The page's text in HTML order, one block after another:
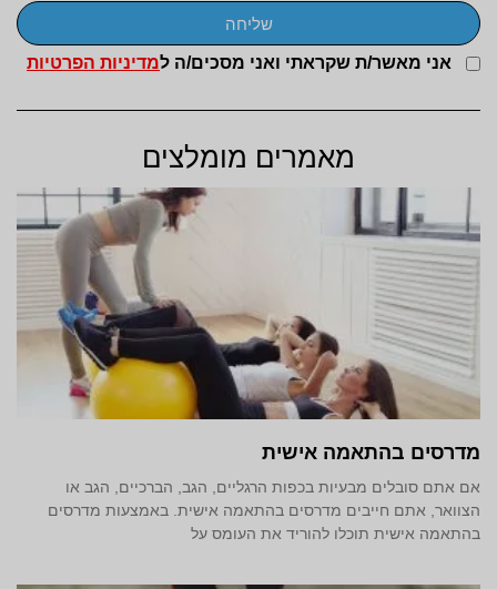
אני מאשר/ת שקראתי ואני מסכים/ה למדיניות הפרטיות
שליחה
מאמרים מומלצים
מדרסים בהתאמה אישית
אם אתם סובלים מבעיות בכפות הרגליים, הגב, הברכיים, הגב או
הצוואר, אתם חייבים מדרסים בהתאמה אישית. באמצעות מדרסים
בהתאמה אישית תוכלו להוריד את העומס על